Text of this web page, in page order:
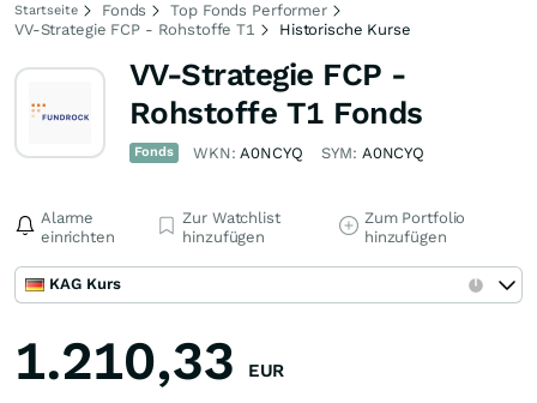
Startseite Fonds
Top Fonds Performer
VV-Strategie FCP - Rohstoffe T1
Historische Kurse
VV-Strategie FCP -
Rohstoffe T1 Fonds
Fonds WKN:A0NCYQ SYM: A0NCYQ
Alarme
einrichten
Zur Watchlist
hinzufügen
Zum Portfolio
hinzufügen
KAG Kurs
1.210,33 EUR